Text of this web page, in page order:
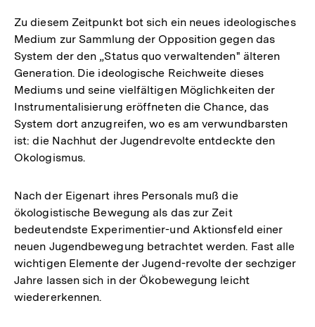
Zu diesem Zeitpunkt bot sich ein neues ideologisches
Medium zur Sammlung der Opposition gegen das
System der den „Status quo verwaltenden" älteren
Generation. Die ideologische Reichweite dieses
Mediums und seine vielfältigen Möglichkeiten der
Instrumentalisierung eröffneten die Chance, das
System dort anzugreifen, wo es am verwundbarsten
ist: die Nachhut der Jugendrevolte entdeckte den
Okologismus.
Nach der Eigenart ihres Personals muß die
ökologistische Bewegung als das zur Zeit
bedeutendste Experimentier-und Aktionsfeld einer
neuen Jugendbewegung betrachtet werden. Fast alle
wichtigen Elemente der Jugend-revolte der sechziger
Jahre lassen sich in der Ökobewegung leicht
wiedererkennen.